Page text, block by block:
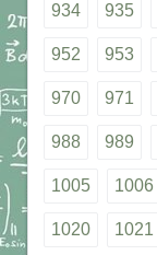
934 935
952 953
970 971
988 989
1005 1006
1020 1021